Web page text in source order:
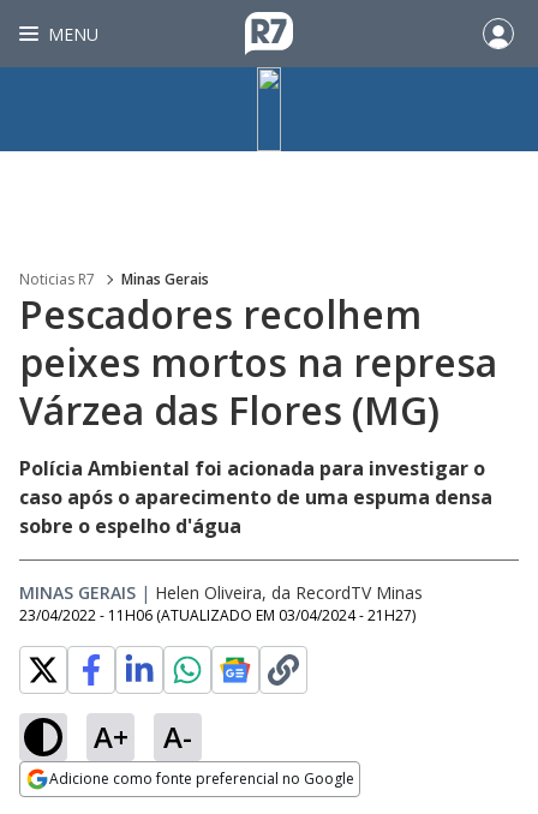
MENU
Noticias R7 Minas Gerais
Pescadores recolhem
peixes mortos na represa
Várzea das Flores (MG)
Polícia Ambiental foi acionada para investigar o
caso após o aparecimento de uma espuma densa
sobre o espelho d'água
MINAS GERAIS | Helen Oliveira, da RecordTV Minas
23/04/2022 - 11H06 (ATUALIZADO EM 03/04/2024 - 21H27)
A+ A-
Adicione como fonte preferencial no Google